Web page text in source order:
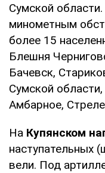
Сумской
минометным
более 15
Блешня
Бачевск,
Сумской
Амбарное,
На Купянском
наступательных
вели. Под